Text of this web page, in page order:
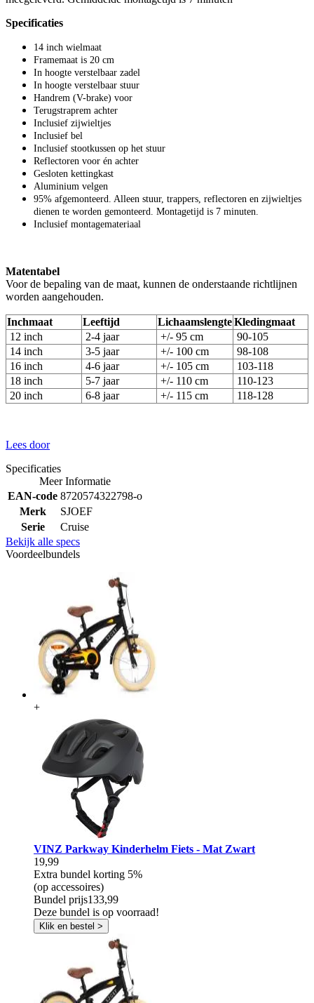
Specificaties
14 inch wielmaat
Framemaat is 20 cm
In hoogte verstelbaar zadel
In hoogte verstelbaar stuur
Handrem (V-brake) voor
Terugstraprem achter
Inclusief zijwieltjes
Inclusief bel
Inclusief stootkussen op het stuur
Reflectoren voor én achter
Gesloten kettingkast
Aluminium velgen
95% afgemonteerd. Alleen stuur, trappers, reflectoren en zijwieltjes
dienen te worden gemonteerd. Montagetijd is 7 minuten.
Inclusief montagemateriaal
Matentabel
Voor de bepaling van de maat, kunnen de onderstaande richtlijnen
worden aangehouden.
Inchmaat Leeftijd LichaamslengteKledingmaat
12 inch
2-4 jaar +/- 95 cm
90-105
14 inch
3-5 jaar +/- 100 cm
98-108
16 inch
4-6 jaar +/- 105 cm
103-118
18 inch
5-7 jaar +/- 110 cm
110-123
20 inch
6-8 jaar +/- 115 cm 118-128
Lees door
Specificaties
Meer Informatie
EAN-code 8720574322798-o
Merk
SJOEF
Serie
Cruise
Bekijk alle specs
Voordeelbundels
+
VINZ Parkway Kinderhelm Fiets - Mat Zwart
19,99
Extra bundel korting 5%
(op accessoires)
Bundel prijs133,99
Deze bundel is op voorraad!
Klik en bestel >